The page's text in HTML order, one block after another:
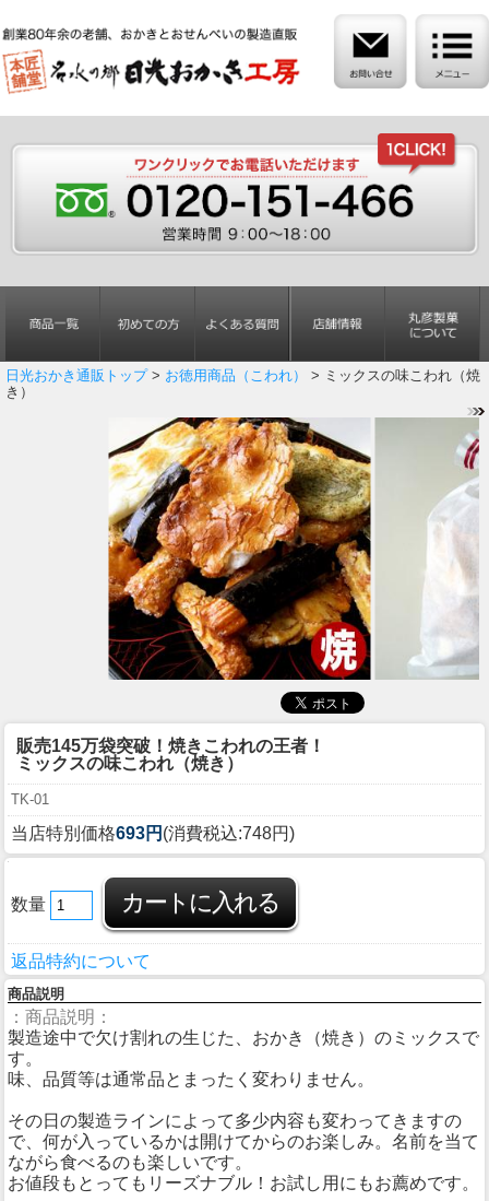
日光おかき通販トップ> お徳用商品（こわれ）
> ミックスの味こわれ（焼
き）
販売145万袋突破！焼きこわれの王者！
ミックスの味こわれ（焼き）
TK-01
当店特別価格693円 (消費税込:748円)
数量
返品特約について
商品説明
：商品説明：
製造途中で欠け割れの生じた、おかき（焼き）のミックスで
す。
味、品質等は通常品とまったく変わりません。
その日の製造ラインによって多少内容も変わってきますの
で、何が入っているかは開けてからのお楽しみ。名前を当て
ながら食べるのも楽しいです。
お値段もとってもリーズナブル！お試し用にもお薦めです。